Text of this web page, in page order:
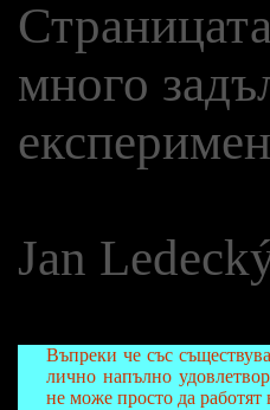
много
Jan
Въпреки че със
лично напълно
не може просто да работят